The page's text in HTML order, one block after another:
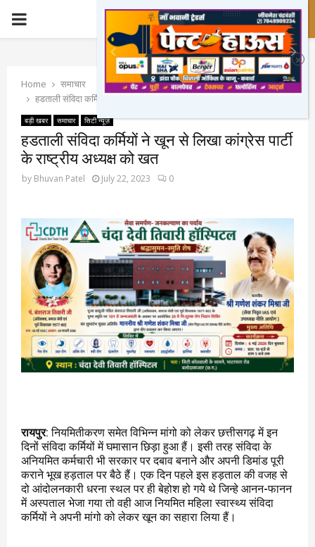
PRIMARY
Home
समाचार
हडताली संविदा कर्मियों ने खून से लिखा कांग्रेस पार्टी के राष्ट्रीय अध्यक्ष को खत
बड़ी खबर समाचार सिटी न्यूज़
हडताली संविदा कर्मियों ने खून से लिखा कांग्रेस पार्टी
के राष्ट्रीय अध्यक्ष को खत
by Bhuvan Patel July 22, 2023 0
रायपुर: नियमितीकरण समेत विभिन्न मांगो को लेकर छत्तीसगढ़ में इन
दिनों संविदा कर्मियों में घमासान छिड़ा हुआ हैं। इसी तरह संविदा के
अनियमित कर्मचारी भी सरकार पर दबाव बनाने और अपनी डिमांड पूरी
कराने भूख हड़ताल पर बैठे हैं। एक दिन पहले इस हड़ताल की वजह से
दो आंदोलनकारी धरना स्थल पर ही बेहोश हो गये थे जिन्हे आनन-फानन
में अस्पताल भेजा गया तो वही आज नियमित महिला स्वास्थ्य संविदा
कर्मियों ने अपनी मांगो को लेकर खून का सहारा लिया हैं।